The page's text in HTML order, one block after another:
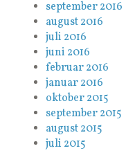
september 2016
august 2016
juli 2016
juni 2016
februar 2016
januar 2016
oktober 2015
september 2015
august 2015
juli 2015